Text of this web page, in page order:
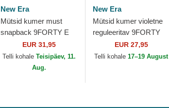
New Era
Mütsid kumer must
snapback 9FORTY E
Frame Metallic Los
Angeles Lakers NBA
EUR 31,95
Telli kohale Teisipäev, 11.
Aug.
New Era
Mütsid kumer violetne
reguleeritav 9FORTY
The League Los
Angeles Lakers NBA
EUR 27,95
Telli kohale17–19 August